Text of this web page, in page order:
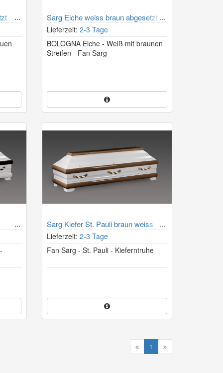
Sarg Eiche weiss braun abgesetzt
Lieferzeit: 2-3 Tage
BOLOGNA Eiche - Weiß mit braunen
Streifen - Fan Sarg
Sarg Kiefer St. Pauli braun weiss
Lieferzeit: 2-3 Tage
Fan Sarg - St. Pauli - Kieferntruhe
1